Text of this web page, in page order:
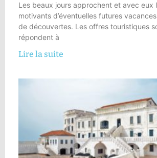
Les beaux jours approchent et avec eux
motivants d’éventuelles futures
de découvertes. Les offres touristiques
répondent à
Lire la suite